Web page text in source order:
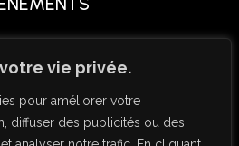
vie privée.
pour améliorer votre
diffuser des publicités ou des